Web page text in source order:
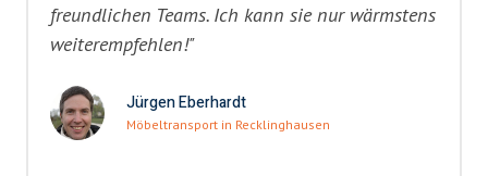
freundlichen Teams. Ich kann sie nur wärmstens
weiterempfehlen!"
Jürgen Eberhardt
Möbeltransport in Recklinghausen